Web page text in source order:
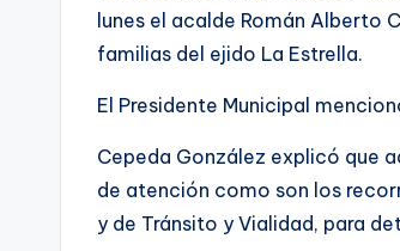
lunes el acalde Román Alberto
familias del ejido La Estrella.
El Presidente Municipal
Cepeda González explicó que
de atención como son los
y de Tránsito y Vialidad, para